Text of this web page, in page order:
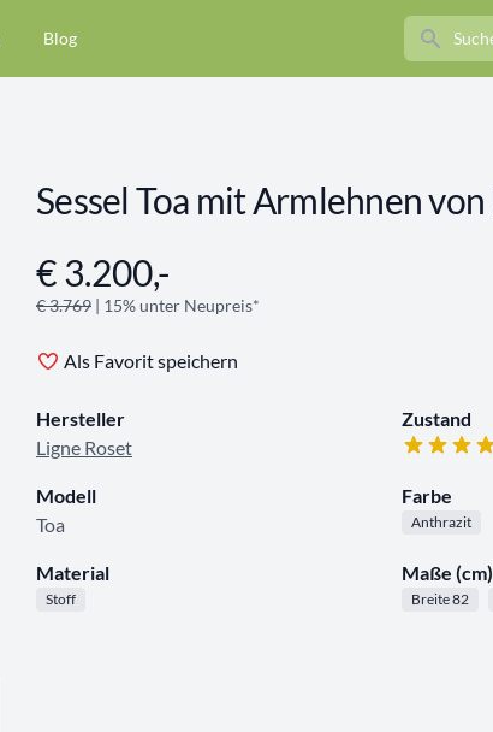
Blog Search
Sessel Toa mit Armlehnen
Angebotsinformationen
€ 3.200,-
€ 3.769 | 15% unter Neupreis*
Als Favorit speichern
Hersteller
Ligne Roset
Zustand
Modell
Toa
Farbe
Anthrazit
Material
Stoff
Maße (cm)
Breite 82